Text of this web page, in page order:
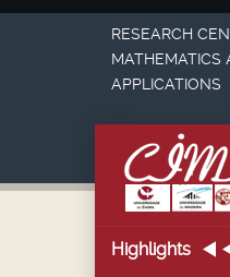
RESEARCH
MATHEMATICS
APPLICATIONS
Highlights